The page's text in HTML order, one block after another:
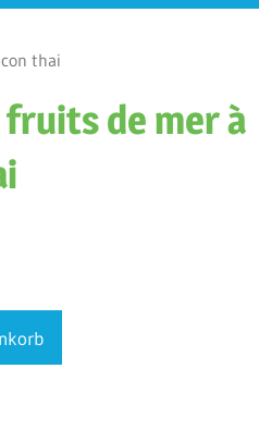
thai
fruits de mer à